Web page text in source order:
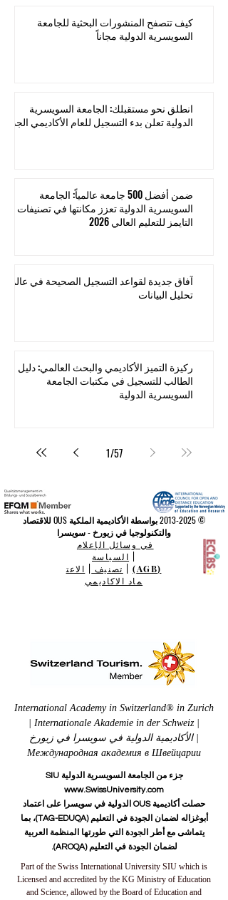
كيف تتصفح المنشورات البحثية للجامعة
السويسرية الدولية مجاناً
انطلق نحو مستقبلك: الجامعة السويسرية
الدولية تعلن بدء التسجيل للعام الأكاديمي الجديد
ضمن أفضل 500 جامعة عالمياً: الجامعة
السويسرية الدولية تعزز مكانتها في تصنيفات
التايمز للتعليم العالي 2026
آفاق جديدة لقواعد التسجيل الصحيحة في عالم
تحليل البيانات
ركيزة التميز الأكاديمي والبحث العالمي: دليل
الطالب للتسجيل في مكتبات الجامعة
السويسرية الدولية
1/57
©
2013-2025
بواسطة الأكاديمية الملكية OUS للاقتصاد
والتكنولوجيا في زيورخ - سويسرا
في وسائل الإعلام
السياسة
(AGB)
تصنيف
الاعت
ماد الاكاديمي
International Academy in Switzerland® in Zurich
| Internationale Akademie in der Schweiz |
الأكاديمية الدولية في سويسرا في زيورخ |
Международная академия в Швейцарии
جزء من الجامعة السويسرية الدولية SIU
www.SwissUniversity.com
حصلت أكاديمية OUS الدولية في سويسرا على اعتماد
أبوغزاله لضمان الجودة في التعليم (TAG-EDUQA)، بما
يتماشى مع أطر الجودة التي طورتها المنظمة العربية
لضمان الجودة في التعليم (AROQA).
Part of the Swiss International University SIU which is
Licensed and accredited by the KG Ministry of Education
and Science, allowed by the Board of Education and